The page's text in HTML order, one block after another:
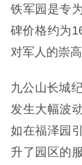
铁军园是专
碑价格约为
对军人的崇高
九公山长城
发生大幅波
如在福泽园
升了园区的